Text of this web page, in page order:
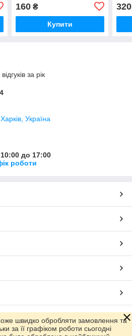
160₴
Купити
320
за рік
Україна
до 17:00
роботи
Prom.ua
швидко обробляти замовлення та
за її графіком роботи сьогодні